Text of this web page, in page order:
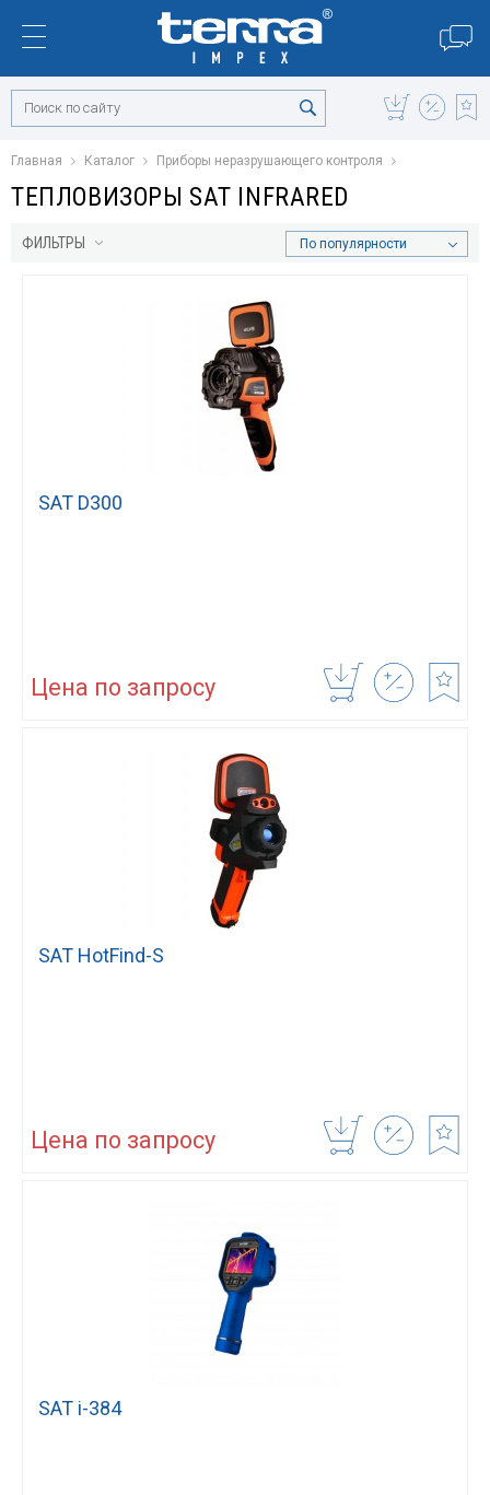
Главная Каталог Приборы неразрушающего контроля
ТЕПЛОВИЗОРЫ SAT INFRARED
ФИЛЬТРЫ По популярности
SAT D300
Цена по запросу
SAT HotFind-S
Цена по запросу
SAT i-384